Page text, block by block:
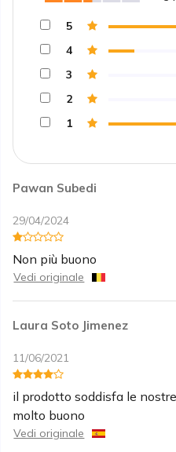
Pawan Subedi
29/04/2024
Non più buono
Vedi originale
Laura Soto Jimenez
11/06/2021
il prodotto soddisfa le
molto buono
Vedi originale
5
4
3
2
1